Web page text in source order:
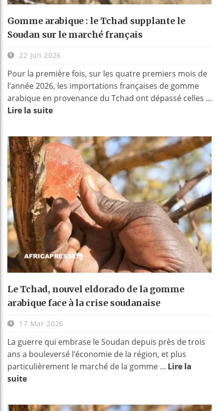
Gomme arabique : le Tchad supplante le
Soudan sur le marché français
22 Jun 2026
Pour la première fois, sur les quatre premiers mois de
l’année 2026, les importations françaises de gomme
arabique en provenance du Tchad ont dépassé celles ...
Lire la suite
Le Tchad, nouvel eldorado de la gomme
arabique face à la crise soudanaise
17 Mar 2026
La guerre qui embrase le Soudan depuis près de trois
ans a bouleversé l’économie de la région, et plus
particulièrement le marché de la gomme ... Lire la
suite